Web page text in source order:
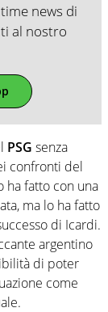
news di
al nostro
PSG senza
confronti del
ha fatto con una
ma lo ha fatto
di Icardi.
argentino
di poter
come